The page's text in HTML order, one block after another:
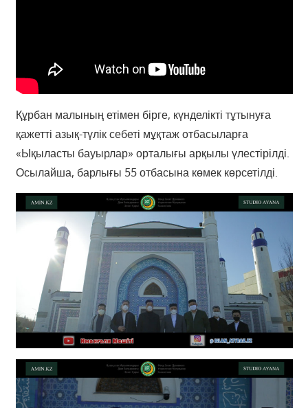
Құрбан малының етімен бірге, күнделікті тұтынуға
қажетті азық-түлік себеті мұқтаж отбасыларға
«Ықыласты бауырлар» орталығы арқылы үлестірілді.
Осылайша, барлығы 55 отбасына көмек көрсетілді.